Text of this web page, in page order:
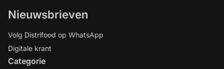
Nieuwsbrieven
Volg Distrifood op WhatsApp
Digitale krant
Categorie